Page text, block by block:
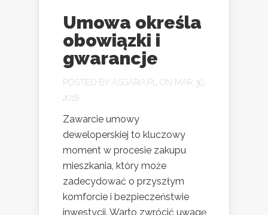
Umowa określa
obowiązki i
gwarancje
POSTED BY ASGARIA.PL
ON MAR 30,
2018
Zawarcie umowy
deweloperskiej to kluczowy
moment w procesie zakupu
mieszkania, który może
zadecydować o przyszłym
komforcie i bezpieczeństwie
inwestycji. Warto zwrócić uwagę